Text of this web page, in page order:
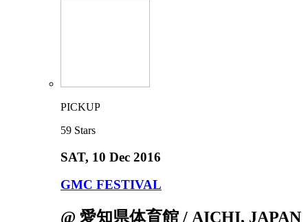
PICKUP
59 Stars
SAT, 10 Dec 2016
GMC FESTIVAL
@ 愛知県体育館 / AICHI, JAPAN